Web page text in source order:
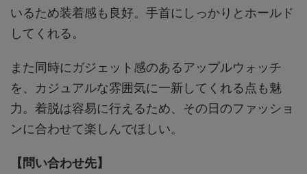
いるため装着感も良好。手首にしっかりとホールド
してくれる。
また同時にガジェット感のあるアップルウォッチ
を、カジュアルな雰囲気に一新してくれる点も魅
力。着脱は容易に行えるため、その日のファッショ
ンに合わせて楽しんでほしい。
【問い合わせ先】